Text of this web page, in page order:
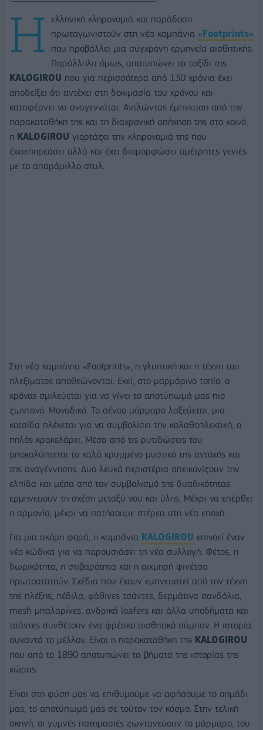
Η
ελληνική κληρονομιά και παράδοση
πρωταγωνιστούν στη νέα καμπάνια «Footprints»
που προβάλλει μια σύγχρονη ερμηνεία αισθητικής.
Παράλληλα όμως, αποτυπώνει το ταξίδι της
KALOGIROU που για περισσότερα από 130 χρόνια έχει
αποδείξει ότι αντέχει στη δοκιμασία του χρόνου και
καταφέρνει να αναγεννάται. Αντλώντας έμπνευση από την
παρακαταθήκη της και τη διαχρονική απήχηση της στο κοινό,
η KALOGIROU γιορτάζει την κληρονομιά της που
έχειεπηρεάσει αλλά και έχει διαμορφώσει αμέτρητες γενιές
με το απαράμιλλο στυλ.
Στη νέα καμπάνια «Footprints», η γλυπτική και η τέχνη του
πλεξίματος αποθεώνονται. Εκεί, στο μαρμάρινο τοπίο, ο
χρόνος σμιλεύεται για να γίνει το αποτύπωμά μας πιο
ζωντανό. Μοναδικό. Το αέναο μάρμαρο λαξεύεται, μια
κοτσίδα πλέκεται για να συμβολίσει την καλαθοπλεκτική, ο
πηλός κρακελάρει. Μέσα από τις ρυτιδώσεις του
αποκαλύπτεται το καλά κρυμμένο μυστικό της αντοχής και
της αναγέννησης. Δυο λευκά περιστέρια απεικονίζουν την
ελπίδα και μέσα από τον συμβολισμό της δυαδικότητας
ερμηνευουν τη σχέση μεταξύ νου και ύλης. Μέχρι να επέρθει
η αρμονία, μέχρι να πατήσουμε στέρεα στη νέα εποχή.
Για μια ακόμη φορά, η καμπάνια KALOGIROU επινοεί έναν
νέο κώδικα για να παρουσιάσει τη νέα συλλογή. Φέτος, η
δωρικότητα, η στιβαρότητα και η αιχμηρή φινέτσα
πρωτοστατούν. Σχέδια που έχουν εμπνευστεί από την τέχνη
της πλέξης, πέδιλα, ψάθινες τσάντες, δερμάτινα σανδάλια,
mesh μπαλαρίνες, ανδρικά loafers και άλλα υποδήματα και
τσάντες συνθέτουν ένα φρέσκο αισθητικό σύμπαν. Η ιστορία
συναντά το μέλλον. Είναι η παρακαταθήκη της KALOGIROU
που από το 1890 αποτυπώνει τα βήματα της ιστορίας της
χώρας.
Είναι στη φύση μας να επιθυμούμε να αφήσουμε το σημάδι
μας, το αποτύπωμά μας σε τούτον τον κόσμο. Στην τελική
σκηνή, οι γυμνές πατημασιές ζωντανεύουν το μάρμαρο, του